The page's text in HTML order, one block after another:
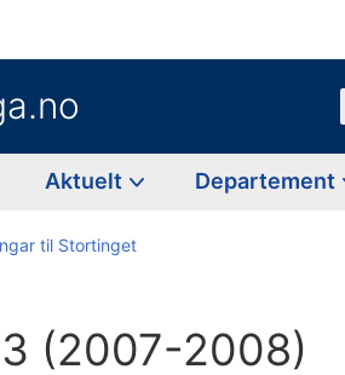
Aktuelt Departement
til Stortinget
(2007-2008)